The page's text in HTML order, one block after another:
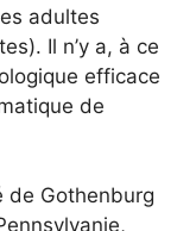
adultes
Il n’y a, à ce
efficace
de
de Gothenburg